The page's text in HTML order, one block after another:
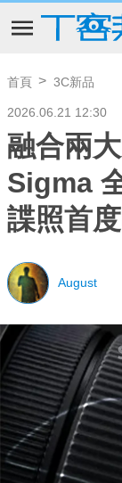
首頁 3C新品
2026.06.21 12:30
融合兩
Sigma
諜照首
August